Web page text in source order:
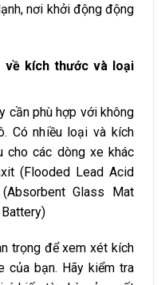
nơi khởi động động
về kích thước và loại
cần phù hợp với không
Có nhiều loại và kích
cho các dòng xe khác
(Flooded Lead Acid
Glass Mat
trọng để xem xét kích
của bạn. Hãy kiểm tra